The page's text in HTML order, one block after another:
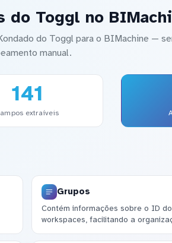
do Toggl no
do Toggl para o BIMachine —
manual.
141
extraíveis
Grupos
Contém informações sobre o ID
workspaces, facilitando a